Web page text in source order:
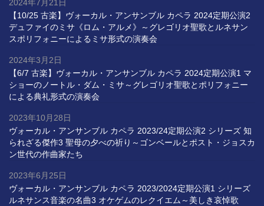
【10/25 古楽】ヴォーカル・アンサンブル カペラ 2024定期公演2
デュファイのミサ《ロム・アルメ》～グレゴリオ聖歌とルネサン
スポリフォニーによるミサ形式の演奏会
2024年7月21日
【6/7 古楽】ヴォーカル・アンサンブル カペラ 2024定期公演1 マ
ショーのノートル・ダム・ミサ～グレゴリオ聖歌とポリフォニー
による典礼形式の演奏会
2024年3月2日
ヴォーカル・アンサンブル カペラ 2023/24定期公演2 シリーズ 知
られざる傑作3 聖母の夕べの祈り～ゴンベールとポスト・ジョスカ
ン世代の作曲家たち
2023年10月28日
ヴォーカル・アンサンブル カペラ 2023/2024定期公演1 シリーズ
ルネサンス音楽の名曲3 オケゲムのレクイエム～美しき哀悼歌
2023年6月25日